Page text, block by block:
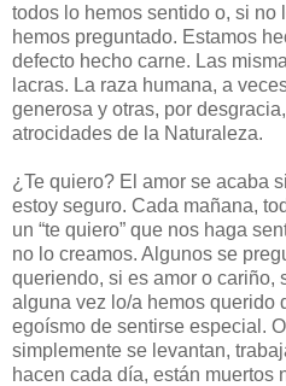
todos lo hemos sentido o, si no
hemos preguntado. Estamos
defecto hecho carne. Las
lacras. La raza humana, a
generosa y otras, por
atrocidades de la Naturaleza.
¿Te quiero? El amor se acaba
estoy seguro. Cada mañana,
un “te quiero” que nos haga
no lo creamos. Algunos se
queriendo, si es amor o cariño,
alguna vez lo/a hemos querido
egoísmo de sentirse especial.
simplemente se levantan,
hacen cada día, están muertos